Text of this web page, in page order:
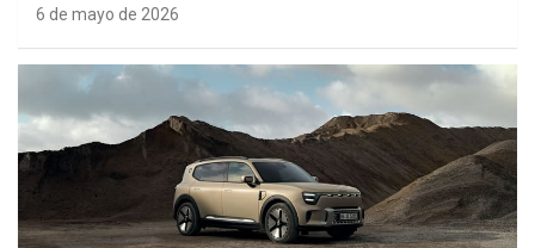
6 de mayo de 2026